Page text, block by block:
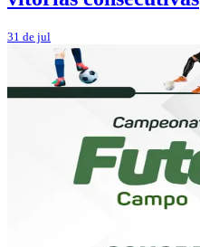
31 de jul